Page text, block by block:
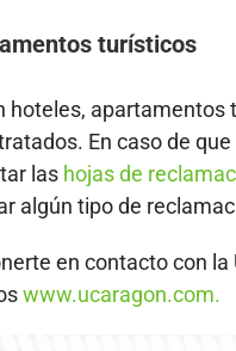
turísticos
hoteles,
En caso de
las hojas de
algún tipo de
en contacto con
www.ucaragon.com.